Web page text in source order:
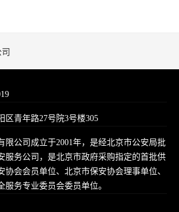
区青年路27号院3号楼305
限公司成立于2001年，是经北京市公安局批
服务公司，是北京市政府采购指定的首批供
协会会员单位、北京市保安协会理事单位、
服务专业委员会委员单位。